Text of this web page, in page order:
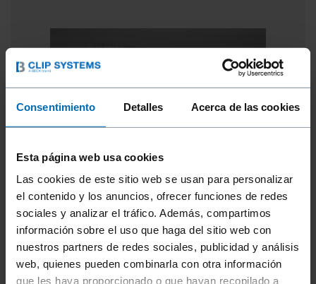
Consentimiento Detalles Acerca de las cookies
Esta página web usa cookies
Las cookies de este sitio web se usan para personalizar
el contenido y los anuncios, ofrecer funciones de redes
sociales y analizar el tráfico. Además, compartimos
información sobre el uso que haga del sitio web con
nuestros partners de redes sociales, publicidad y análisis
web, quienes pueden combinarla con otra información
que les haya proporcionado o que hayan recopilado a
SERIE XT EAA
Fabricado por Beck. Serie XT EAA similar en